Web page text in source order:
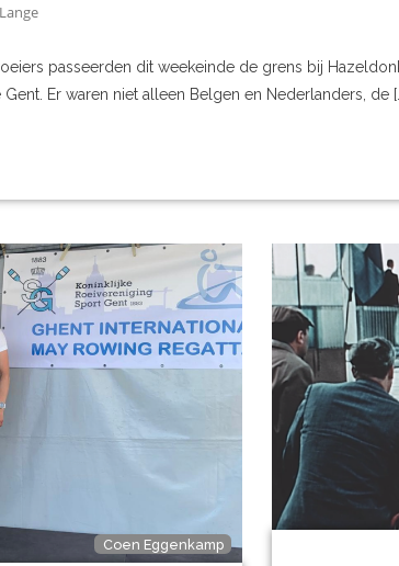
passeerden dit weekeinde de grens bij
Er waren niet alleen Belgen en Nederlanders, de
Coen Eggenkamp